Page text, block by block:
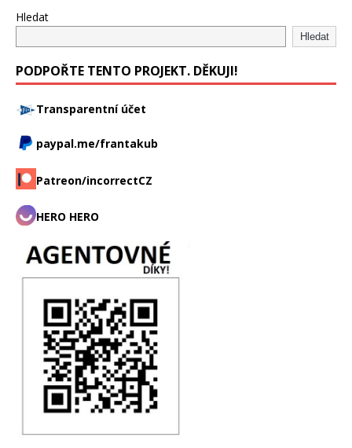
Hledat
Hledat
PODPOŘTE TENTO PROJEKT. DĚKUJI!
Transparentní účet
paypal.me/frantakub
Patreon/incorrectCZ
HERO HERO